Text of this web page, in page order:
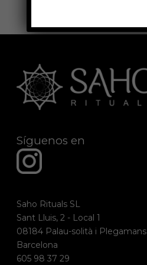
Síguenos en
Saho Rituals SL
Sant Lluis, 2 - Local 1
08184 Palau-solità i Plegamans
Barcelona
605 98 37 29